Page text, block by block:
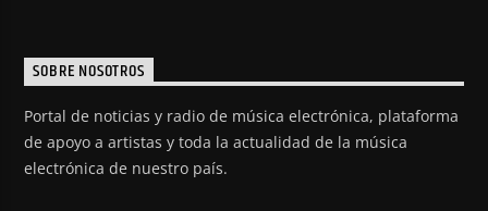
SOBRE NOSOTROS
Portal de noticias y radio de música electrónica, plataforma
de apoyo a artistas y toda la actualidad de la música
electrónica de nuestro país.